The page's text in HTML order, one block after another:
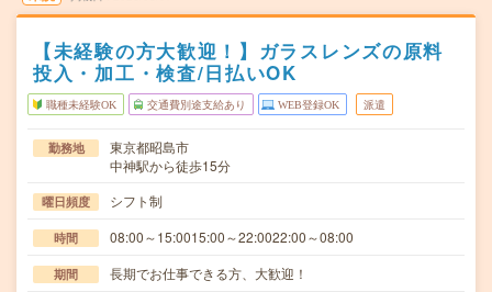
【未経験の方大歓迎！】ガラスレンズの原料
投入・加工・検査/日払いOK
職種未経験OK 交通費別途支給あり WEB登録OK 派遣
勤務地
東京都昭島市
中神駅から徒歩15分
曜日頻度 シフト制
時間 08:00～15:0015:00～22:0022:00～08:00
期間 長期でお仕事できる方、大歓迎！